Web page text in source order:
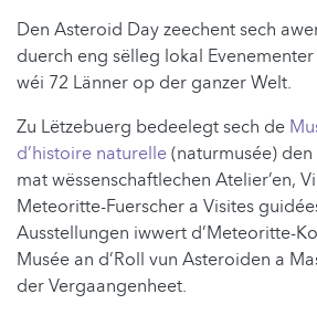
Den Asteroid Day zeechent sech
duerch eng sëlleg lokal
wéi 72 Länner op der ganzer Welt.
Zu Lëtzebuerg bedeelegt sech de
d’histoire naturelle(naturmusée)
mat wëssenschaftlechen Atelier’en,
Meteoritte-Fuerscher a Visites
Ausstellungen iwwert d’Meteoritte-
Musée an d’Roll vun Asteroiden a
der Vergaangenheet.